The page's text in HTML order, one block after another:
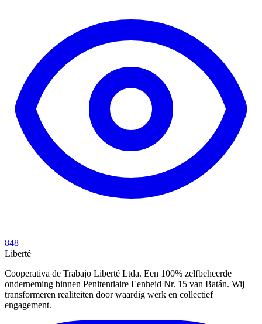
848
Liberté
Cooperativa de Trabajo Liberté Ltda. Een 100% zelfbeheerde
onderneming binnen Penitentiaire Eenheid Nr. 15 van Batán. Wij
transformeren realiteiten door waardig werk en collectief
engagement.